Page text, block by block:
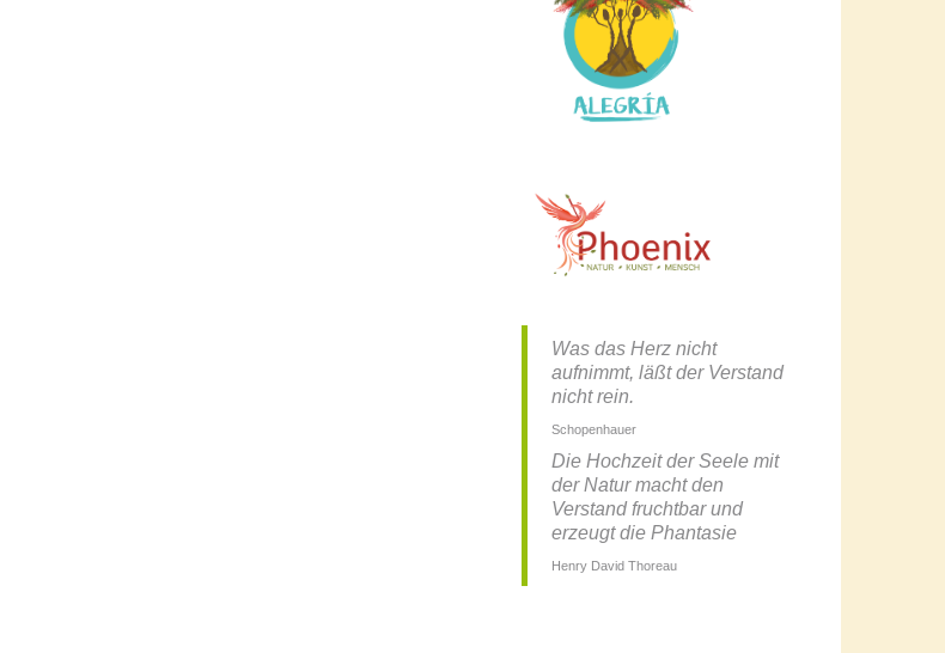
Was das Herz nicht
aufnimmt, läßt der Verstand
nicht rein.
Schopenhauer
Die Hochzeit der Seele mit
der Natur macht den
Verstand fruchtbar und
erzeugt die Phantasie
Henry David Thoreau